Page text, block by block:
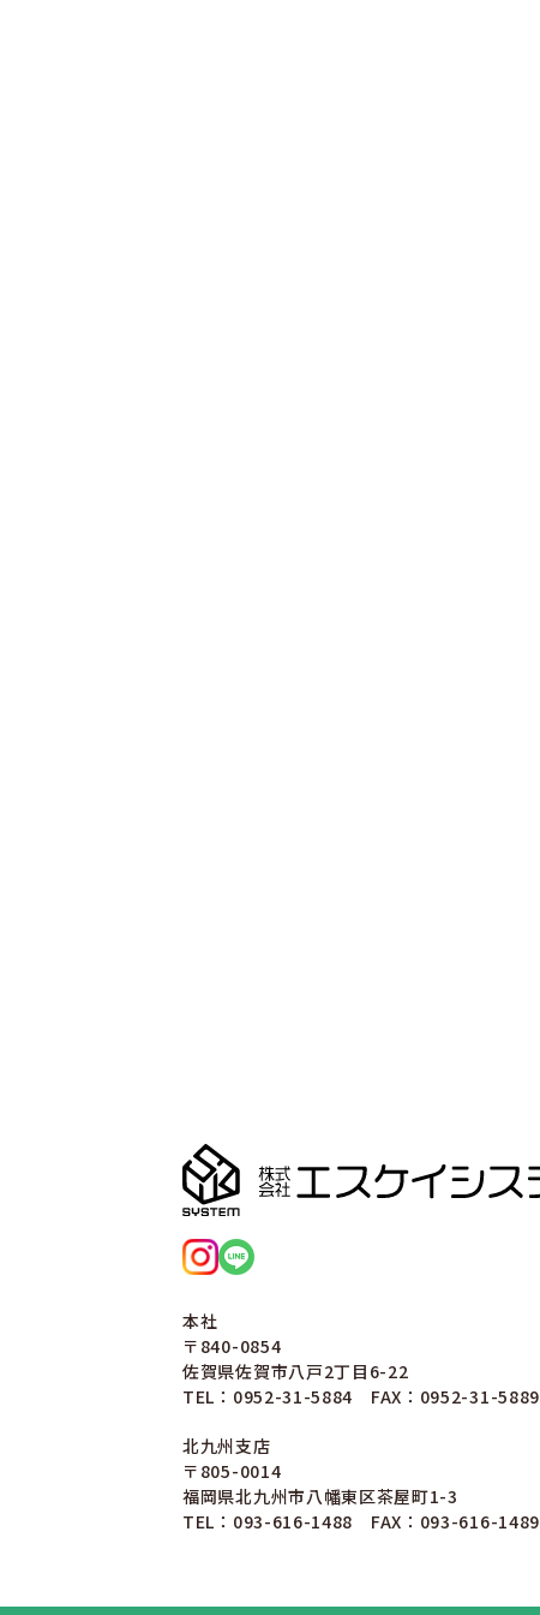
本社
〒840-0854
佐賀県佐賀市八戸2丁目6-22
TEL：0952-31-5884 FAX：0952-31-5889
北九州支店
〒805-0014
福岡県北九州市八幡東区茶屋町1-3
TEL：093-616-1488 FAX：093-616-1489